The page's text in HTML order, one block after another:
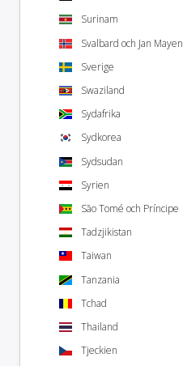
Surinam
Svalbard och Jan Mayen
Sverige
Swaziland
Sydafrika
Sydkorea
Sydsudan
Syrien
São Tomé och Príncipe
Tadzjikistan
Taiwan
Tanzania
Tchad
Thailand
Tjeckien